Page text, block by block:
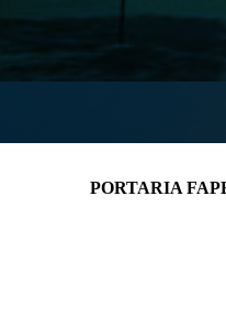
PORTARIA